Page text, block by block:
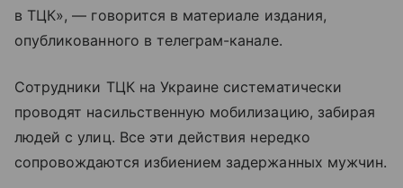
в ТЦК», — говорится в материале издания,
опубликованного в телеграм-канале.
Сотрудники ТЦК на Украине систематически
проводят насильственную мобилизацию, забирая
людей с улиц. Все эти действия нередко
сопровождаются избиением задержанных мужчин.